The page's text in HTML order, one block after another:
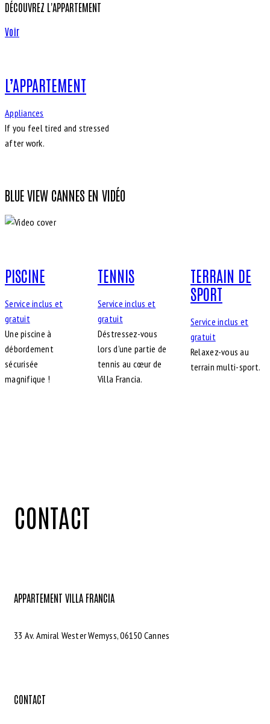
DÉCOUVREZ L'APPARTEMENT
Voir
L’APPARTEMENT
Appliances
If you feel tired and stressed
after work.
BLUE VIEW CANNES EN VIDÉO
PISCINE
Service inclus et
gratuit
Une piscine à
débordement
sécurisée
magnifique !
TENNIS
Service inclus et
gratuit
Déstressez-vous
lors d’une partie de
tennis au cœur de
Villa Francia.
TERRAIN DE
SPORT
Service inclus et
gratuit
Relaxez-vous au
terrain multi-sport.
CONTACT
APPARTEMENT VILLA FRANCIA
33 Av. Amiral Wester Wemyss, 06150 Cannes
CONTACT